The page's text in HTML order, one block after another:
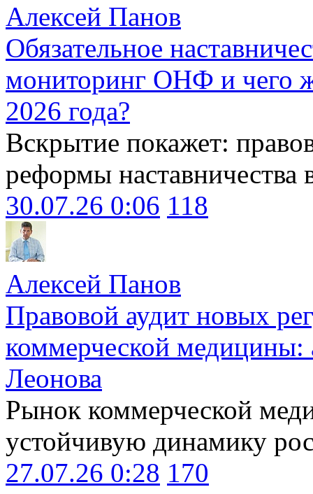
Алексей Панов
Обязательное
мониторинг ОНФ и чего
2026 года?
Вскрытие покажет:
реформы наставничества
30.07.26 0:06 118
Алексей Панов
Правовой аудит новых
коммерческой медицины:
Леонова
Рынок коммерческой
устойчивую динамику
27.07.26 0:28 170